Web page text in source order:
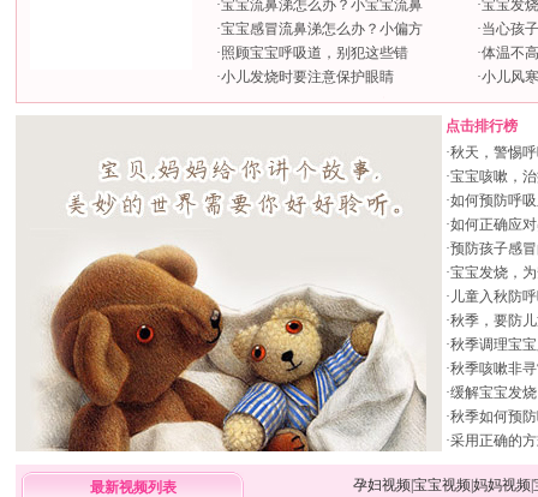
·宝宝流鼻涕怎么办？小宝宝流鼻
·宝宝感冒流鼻涕怎么办？小偏方
·照顾宝宝呼吸道，别犯这些错
·小儿发烧时要注意保护眼睛
·宝宝发
·当心孩
·体温不
·小儿风
点击排行榜
·秋天，警惕
·宝宝咳嗽，
·如何预防呼
·如何正确应
·预防孩子感
·宝宝发烧，
· 儿童入秋防
·秋季，要防
·秋季调理宝
·秋季咳嗽非
·缓解宝宝发
·秋季如何预
·采用正确的
最新视频列表 孕妇视频宝宝视频妈妈视频